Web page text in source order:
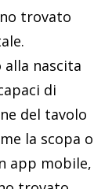
trovato
alla nascita
di
del tavolo
la scopa o
app mobile,